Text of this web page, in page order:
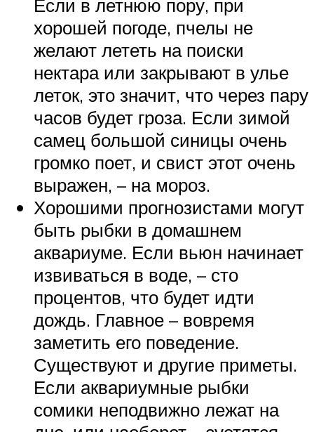
Если в летнюю пору, при
хорошей погоде, пчелы не
желают лететь на поиски
нектара или закрывают в улье
леток, это значит, что через пару
часов будет гроза. Если зимой
самец большой синицы очень
громко поет, и свист этот очень
выражен, – на мороз.
Хорошими прогнозистами могут
быть рыбки в домашнем
аквариуме. Если вьюн начинает
извиваться в воде, – сто
процентов, что будет идти
дождь. Главное – вовремя
заметить его поведение.
Существуют и другие приметы.
Если аквариумные рыбки
сомики неподвижно лежат на